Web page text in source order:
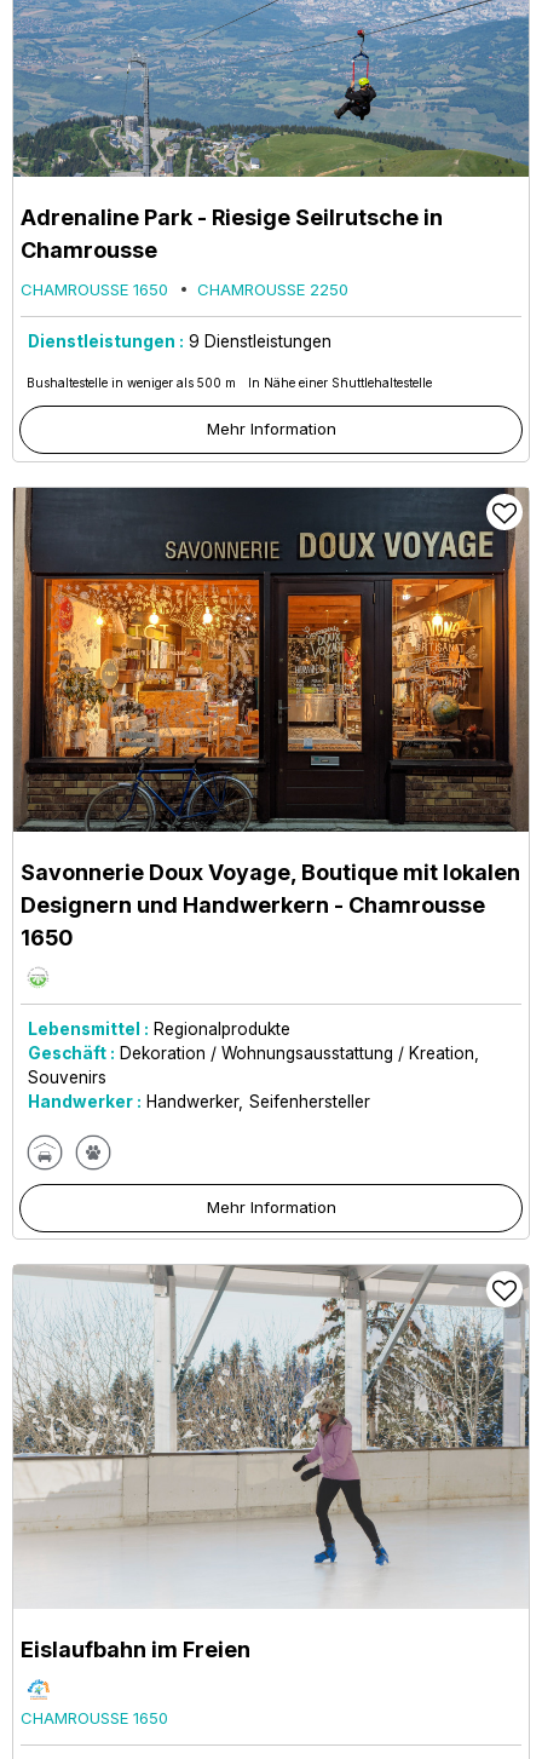
Adrenaline Park - Riesige Seilrutsche in
Chamrousse
CHAMROUSSE 1650 CHAMROUSSE 2250
Dienstleistungen : 9 Dienstleistungen
Bushaltestelle in weniger als 500 m In Nähe einer Shuttlehaltestelle
Mehr Information
Savonnerie Doux Voyage, Boutique mit lokalen
Designern und Handwerkern - Chamrousse
1650
Lebensmittel : Regionalprodukte
Geschäft : Dekoration / Wohnungsausstattung / Kreation
Souvenirs
Handwerker : Handwerker Seifenhersteller
Mehr Information
Eislaufbahn im Freien
CHAMROUSSE 1650